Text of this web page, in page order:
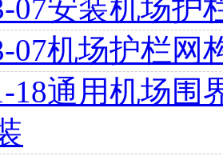
07安装机场护
07机场护栏网
18通用机场围